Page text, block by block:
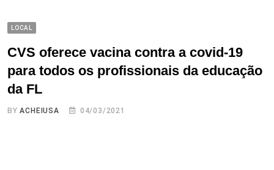
LOCAL
CVS oferece vacina contra a covid-19
para todos os profissionais da educação
da FL
BYACHEIUSA 04/03/2021